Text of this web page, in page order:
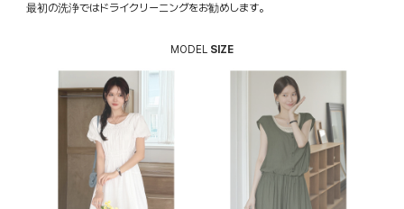
最初の洗浄ではドライクリーニングをお勧めします。
MODEL SIZE